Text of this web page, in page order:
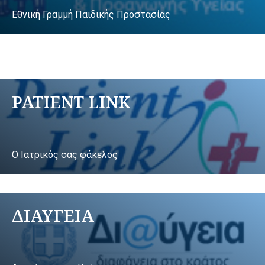
Εθνική Γραμμή Παιδικής Προστασίας
PATIENT LINK
Ο Ιατρικός σας φάκελος
ΔΙΑΥΓΕΙΑ